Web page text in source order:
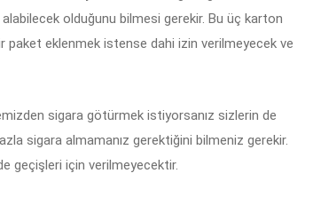
olduğunu bilmesi gerekir. Bu üç karton
paket eklenmek istense dahi izin verilmeyecek ve
sigara götürmek istiyorsanız sizlerin de
sigara almamanız gerektiğini bilmeniz gerekir.
geçişleri için verilmeyecektir.